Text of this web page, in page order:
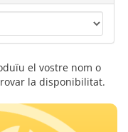
el vostre nom o
la disponibilitat.